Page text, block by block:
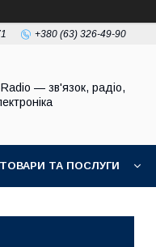
+380 (63) 326-49-90
— зв'язок, радіо,
ТОВАРИ ТА ПОСЛУГИ